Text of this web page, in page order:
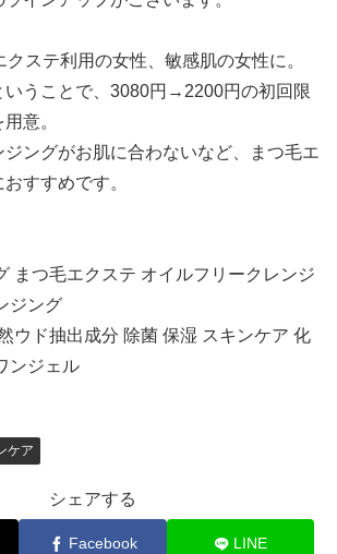
ステ利用の女性、敏感肌の女性に。
いうことで、3080円→2200円の初回限
意。
ジングがお肌に合わないなど、まつ毛エ
すすめです。
まつ毛エクステ オイルフリークレンジ
ジング
ウド抽出成分 除菌 保湿 スキンケア 化
ンジェル
ケア
シェアする
Facebook LINE